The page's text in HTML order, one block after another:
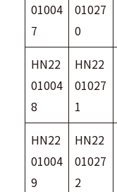
01004
7
01027
0
HN22
01004
8
HN22
01027
1
HN22
01004
9
HN22
01027
2